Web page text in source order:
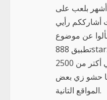
أشهر بلعب على
أشارككم رأيي
عن موضوع
تطبيق 888starz. اللي عجبني من البداية إن
عدد الألعاب رهيب، فيه حوالي أكتر من 2500
حشو زي بعض
المواقع التانية.